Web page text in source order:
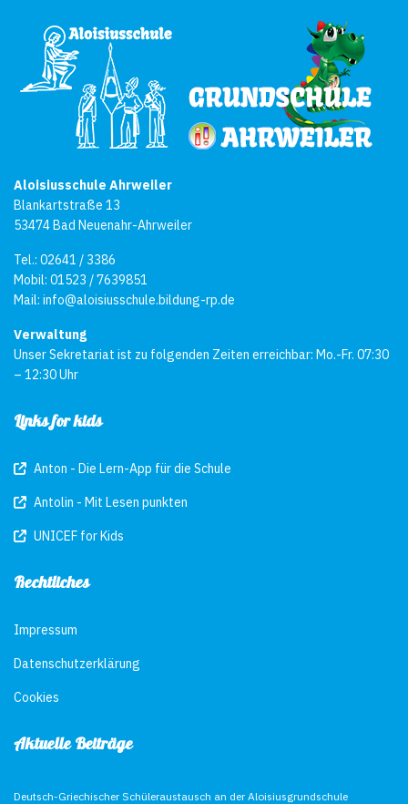
Aloisiusschule Ahrweiler
Blankartstraße 13
53474 Bad Neuenahr-Ahrweiler
Tel.: 02641 / 3386
Mobil: 01523 / 7639851
Mail: info@aloisiusschule.bildung-rp.de
Verwaltung
Unser Sekretariat ist zu folgenden Zeiten erreichbar: Mo.-Fr. 07:30
– 12:30 Uhr
Links for kids
Anton - Die Lern-App für die Schule
Antolin - Mit Lesen punkten
UNICEF for Kids
Rechtliches
Impressum
Datenschutzerklärung
Cookies
Aktuelle Beiträge
Deutsch-Griechischer Schüleraustausch an der Aloisiusgrundschule